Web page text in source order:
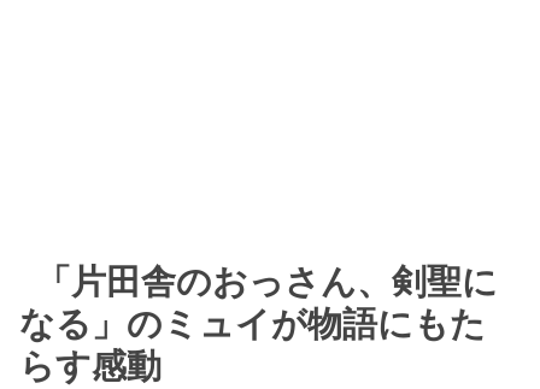
「片田舎のおっさん、剣聖に
なる」のミュイが物語にもた
らす感動